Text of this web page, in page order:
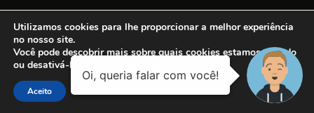
Utilizamos cookies para lhe proporcionar a melhor experiência
no nosso site.
Você pode descobrir mais sobre quais cookies estamos usando
ou desativá-los em
Aceito